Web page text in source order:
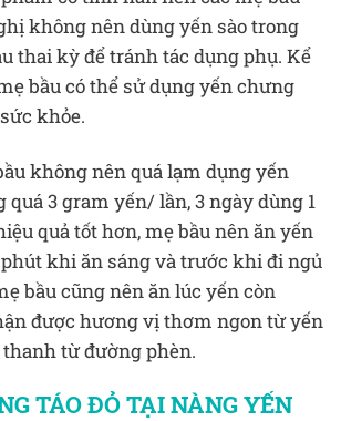
không nên dùng yến sào trong
thai kỳ để tránh tác dụng phụ. Kể
bầu có thể sử dụng yến chưng
khỏe.
không nên quá lạm dụng yến
quá 3 gram yến/ lần, 3 ngày dùng 1
quả tốt hơn, mẹ bầu nên ăn yến
khi ăn sáng và trước khi đi ngủ
bầu cũng nên ăn lúc yến còn
được hương vị thơm ngon từ yến
thanh từ đường phèn.
TÁO ĐỎ TẠI NÀNG YẾN